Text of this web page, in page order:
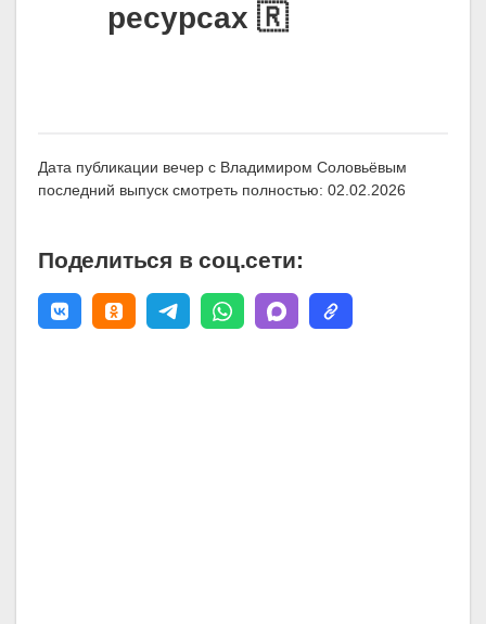
ресурсах 🇷
Дата публикации вечер с Владимиром Соловьёвым
последний выпуск смотреть полностью: 02.02.2026
Поделиться в соц.сети: